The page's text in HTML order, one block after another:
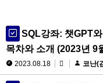
SQL강좌: 챗GPT
목차와 소개 (2023년 9
2023.08.18 코난(